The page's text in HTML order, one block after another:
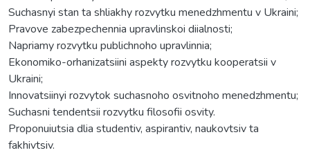
Suchasnyi stan ta shliakhy rozvytku menedzhmentu v Ukraini;
Pravove zabezpechennia upravlinskoi diialnosti;
Napriamy rozvytku publichnoho upravlinnia;
Ekonomiko-orhanizatsiini aspekty rozvytku kooperatsii v
Ukraini;
Innovatsiinyi rozvytok suchasnoho osvitnoho menedzhmentu;
Suchasni tendentsii rozvytku filosofii osvity.
Proponuiutsia dlia studentiv, aspirantiv, naukovtsiv ta
fakhivtsiv.